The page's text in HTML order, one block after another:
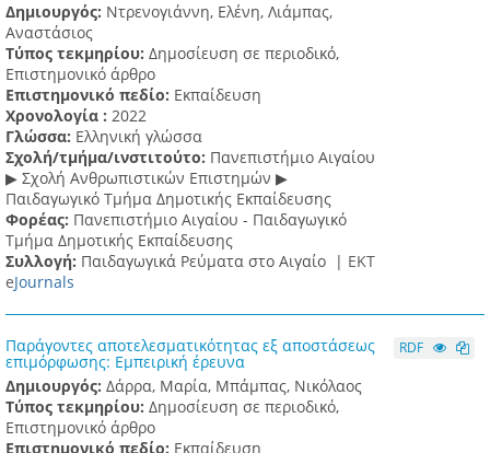
Δημιουργός: Ντρενογιάννη, Ελένη, Λιάμπας,
Αναστάσιος
Τύπος τεκμηρίου: Δημοσίευση σε περιοδικό,
Επιστημονικό άρθρο
Επιστημονικό πεδίο: Εκπαίδευση
Χρονολογία : 2022
Γλώσσα: Ελληνική γλώσσα
Σχολή/τμήμα/ινστιτούτο: Πανεπιστήμιο Αιγαίου
▶ Σχολή Ανθρωπιστικών Επιστημών ▶
Παιδαγωγικό Τμήμα Δημοτικής Εκπαίδευσης
Φορέας: Πανεπιστήμιο Αιγαίου - Παιδαγωγικό
Τμήμα Δημοτικής Εκπαίδευσης
Συλλογή: Παιδαγωγικά Ρεύματα στο Αιγαίο | ΕΚΤ
eJournals
Παράγοντες αποτελεσματικότητας εξ αποστάσεως
επιμόρφωσης: Εμπειρική έρευνα
Δημιουργός: Δάρρα, Μαρία, Μπάμπας, Νικόλαος
Τύπος τεκμηρίου: Δημοσίευση σε περιοδικό,
Επιστημονικό άρθρο
Επιστημονικό πεδίο: Εκπαίδευση
RDF